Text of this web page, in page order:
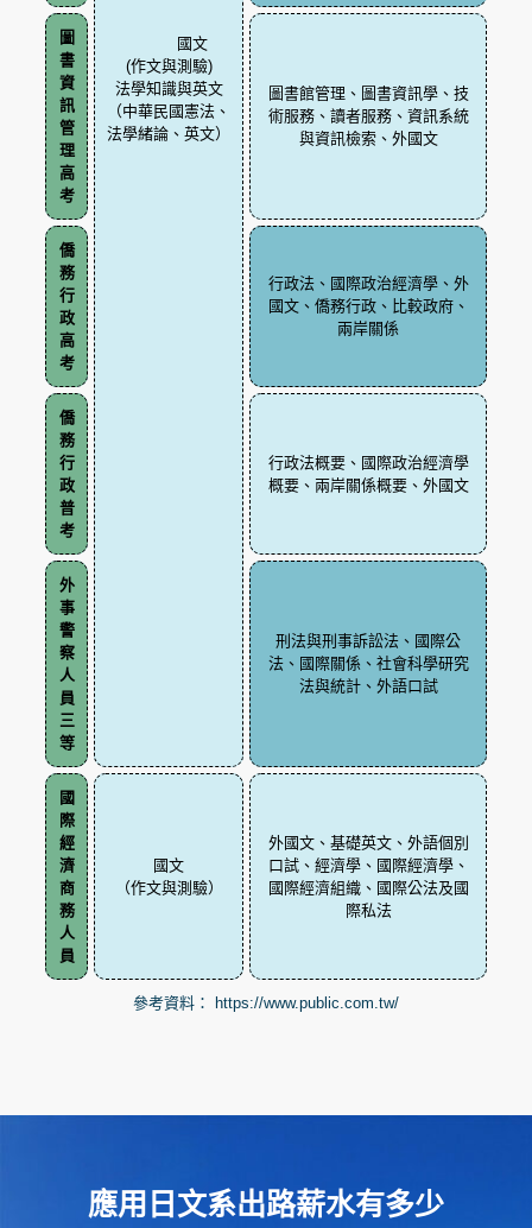
國文
(作文與測驗)
法學知識與英文
（中華民國憲法、
法學緒論、英文）
圖
書
資
訊
管
理
高
考
圖書館管理、圖書資訊學、技
術服務、讀者服務、資訊系統
與資訊檢索、外國文
僑
務
行
政
高
考
行政法、國際政治經濟學、外
國文、僑務行政、比較政府、
兩岸關係
僑
務
行
政
普
考
行政法概要、國際政治經濟學
概要、兩岸關係概要、外國文
外
事
警
察
人
員
三
等
刑法與刑事訴訟法、國際公
法、國際關係、社會科學研究
法與統計、外語口試
國
際
經
濟
商
務
人
員
國文
（作文與測驗）
外國文、基礎英文、外語個別
口試、經濟學、國際經濟學、
國際經濟組織、國際公法及國
際私法
參考資料： https://www.public.com.tw/
應用日文系出路薪水有多少